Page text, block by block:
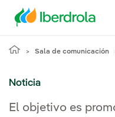
Sala de comunicación
Noticia
El objetivo es